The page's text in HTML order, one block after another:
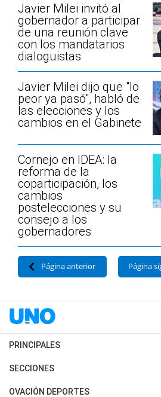
Javier Milei invitó al
gobernador a participar
de una reunión clave
con los mandatarios
dialoguistas
Javier Milei dijo que "lo
peor ya pasó", habló de
las elecciones y los
cambios en el Gabinete
Cornejo en IDEA: la
reforma de la
coparticipación, los
cambios
postelecciones y su
consejo a los
gobernadores
Página anterior Página
PRINCIPALES
Últimas Noticias
Política
SECCIONES
Horóscopo
OVACIÓN DEPORTES